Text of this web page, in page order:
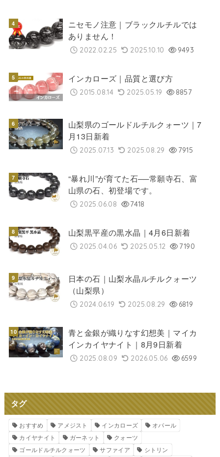
ニセモノ注意｜ブラックルチルでは
ありません！
2022.02.25 2025.10.10 9493
インカローズ｜品質と選び方
2015.08.14 2025.05.19 8857
山梨県のゴールドルチルクォーツ｜7
月13日新着
2025.07.13 2025.08.29 7915
“暴れ川”が育てた石──常願寺石、富
山県の石、初登場です。
2025.06.08 7418
山梨黒平産の黒水晶｜4月6日新着
2025.04.06 2025.05.12 7190
日本の石｜山梨水晶ルチルクォーツ
（山梨県）
2024.06.19 2025.08.29 6819
青と金銀が織りなす幻想美｜マイカ
インカイヤナイト｜8月9日新着
2025.08.09 2026.05.06 6599
タグ
おすすめ アメジスト インカローズ
オパール
カイヤナイト
ガーネット
クォーツ
ゴールドルチルクォーツ
サファイア
シトリン